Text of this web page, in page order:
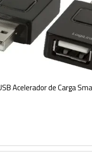
Acelerador de Carga